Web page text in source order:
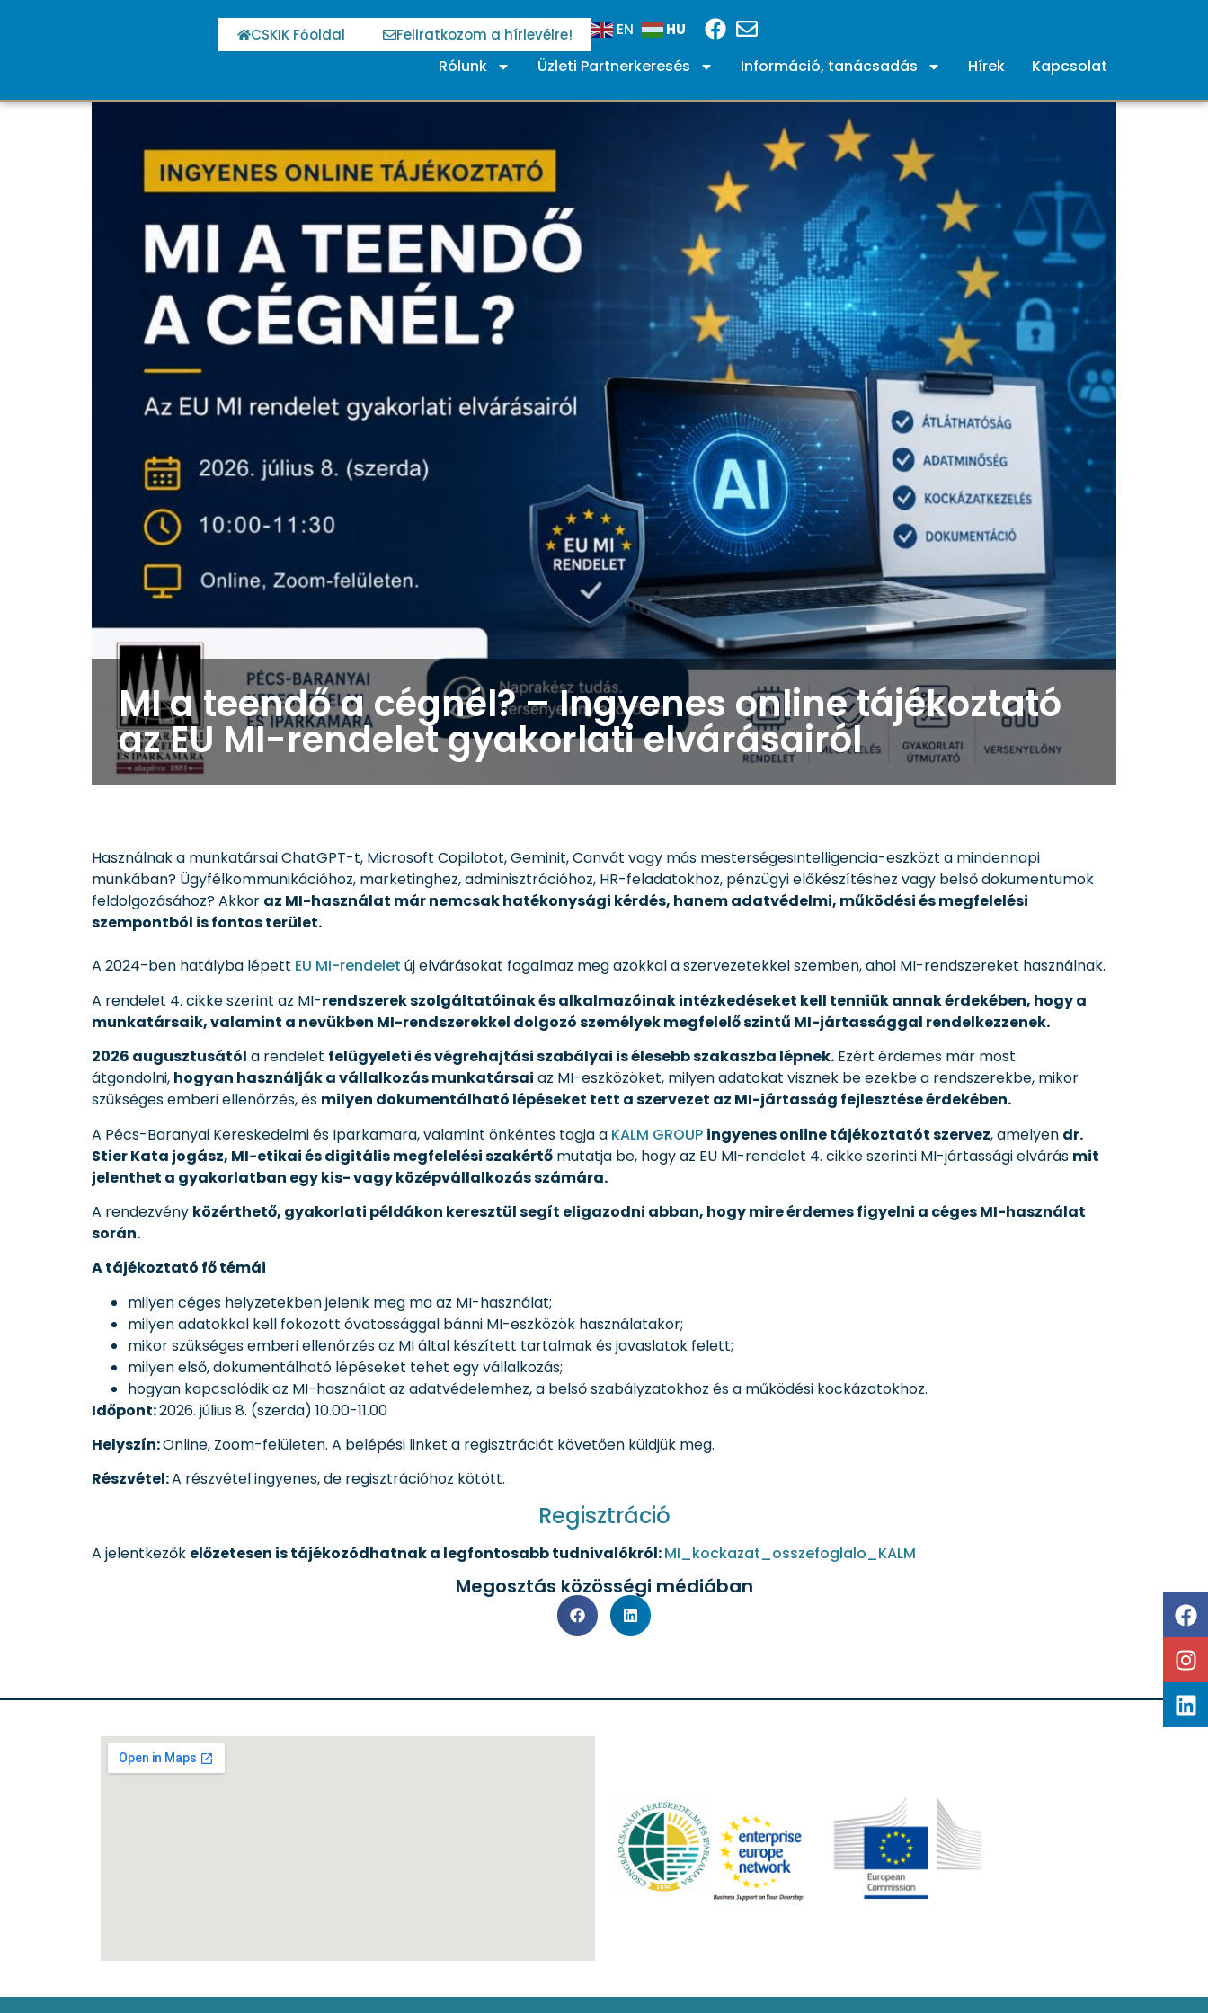
CSKIK Főoldal Feliratkozom a hírlevélre! EN HU
Rólunk Üzleti Partnerkeresés Információ, tanácsadás Hírek Kapcsolat
MI a teendő a cégnél? – Ingyenes online tájékoztató
az EU MI-rendelet gyakorlati elvárásairól
Használnak a munkatársai ChatGPT-t, Microsoft Copilotot, Geminit, Canvát vagy más mesterségesintelligencia-eszközt a mindennapi
munkában? Ügyfélkommunikációhoz, marketinghez, adminisztrációhoz, HR-feladatokhoz, pénzügyi előkészítéshez vagy belső dokumentumok
feldolgozásához? Akkor az MI-használat már nemcsak hatékonysági kérdés, hanem adatvédelmi, működési és megfelelési
szempontból is fontos terület.
A 2024-ben hatályba lépett EU MI-rendelet új elvárásokat fogalmaz meg azokkal a szervezetekkel szemben, ahol MI-rendszereket használnak.
A rendelet 4. cikke szerint az MI-rendszerek szolgáltatóinak és alkalmazóinak intézkedéseket kell tenniük annak érdekében, hogy a
munkatársaik, valamint a nevükben MI-rendszerekkel dolgozó személyek megfelelő szintű MI-jártassággal rendelkezzenek.
2026 augusztusától a rendelet felügyeleti és végrehajtási szabályai is élesebb szakaszba lépnek. Ezért érdemes már most
átgondolni, hogyan használják a vállalkozás munkatársai az MI-eszközöket, milyen adatokat visznek be ezekbe a rendszerekbe, mikor
szükséges emberi ellenőrzés, és milyen dokumentálható lépéseket tett a szervezet az MI-jártasság fejlesztése érdekében.
A Pécs-Baranyai Kereskedelmi és Iparkamara, valamint önkéntes tagja a KALM GROUP ingyenes online tájékoztatót szervez, amelyen dr.
Stier Kata jogász, MI-etikai és digitális megfelelési szakértő mutatja be, hogy az EU MI-rendelet 4. cikke szerinti MI-jártassági elvárás mit
jelenthet a gyakorlatban egy kis- vagy középvállalkozás számára.
A rendezvény közérthető, gyakorlati példákon keresztül segít eligazodni abban, hogy mire érdemes figyelni a céges MI-használat
során.
A tájékoztató fő témái
milyen céges helyzetekben jelenik meg ma az MI-használat;
milyen adatokkal kell fokozott óvatossággal bánni MI-eszközök használatakor;
mikor szükséges emberi ellenőrzés az MI által készített tartalmak és javaslatok felett;
milyen első, dokumentálható lépéseket tehet egy vállalkozás;
hogyan kapcsolódik az MI-használat az adatvédelemhez, a belső szabályzatokhoz és a működési kockázatokhoz.
Időpont:2026. július 8. (szerda) 10.00-11.00
Helyszín:Online, Zoom-felületen. A belépési linket a regisztrációt követően küldjük meg.
Részvétel:A részvétel ingyenes, de regisztrációhoz kötött.
Regisztráció
A jelentkezők előzetesen is tájékozódhatnak a legfontosabb tudnivalókról:MI_kockazat_osszefoglalo_KALM
Megosztás közösségi médiában